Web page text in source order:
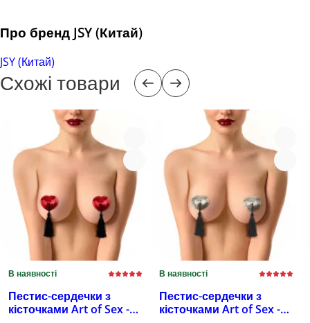
Про бренд JSY (Китай)
JSY (Китай)
Схожі товари
В наявності
Пестис-сердечки з
кісточками Art of Sex -
В наявності
Пестис-сердечки з
кісточками Art of Sex -